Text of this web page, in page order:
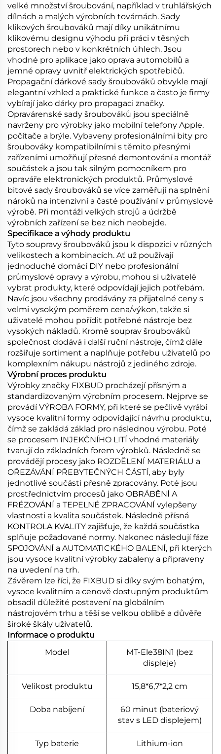
velké množství šroubování, například v truhlářských
dílnách a malých výrobních továrnách. Sady
klikových šroubováků mají díky unikátnímu
klikovému designu výhodu při práci v těsných
prostorech nebo v konkrétních úhlech. Jsou
vhodné pro aplikace jako oprava automobilů a
jemné opravy uvnitř elektrických spotřebičů.
Propagační dárkové sady šroubováků obvykle mají
elegantní vzhled a praktické funkce a často je firmy
vybírají jako dárky pro propagaci značky.
Opravárenské sady šroubováků jsou speciálně
navrženy pro výrobky jako mobilní telefony Apple,
počítače a brýle. Vybaveny profesionálními bity pro
šroubováky kompatibilními s těmito přesnými
zařízeními umožňují přesné demontování a montáž
součástek a jsou tak silným pomocníkem pro
opraváře elektronických produktů. Průmyslové
bitové sady šroubováků se více zaměřují na splnění
nároků na intenzivní a časté používání v průmyslové
výrobě. Při montáži velkých strojů a údržbě
výrobních zařízení se bez nich neobejde.
Specifikace a výhody produktu
Tyto soupravy šroubováků jsou k dispozici v různých
velikostech a kombinacích. Ať už používají
jednoduché domácí DIY nebo profesionální
průmyslové opravy a výrobu, mohou si uživatelé
vybrat produkty, které odpovídají jejich potřebám.
Navíc jsou všechny prodávány za přijatelné ceny s
velmi vysokým poměrem cena/výkon, takže si
uživatelé mohou pořídit potřebné nástroje bez
vysokých nákladů. Kromě souprav šroubováků
společnost dodává i další ruční nástroje, čímž dále
rozšiřuje sortiment a naplňuje potřebu uživatelů po
komplexním nákupu nástrojů z jediného zdroje.
Výrobní proces produktu
Výrobky značky FIXBUD procházejí přísným a
standardizovaným výrobním procesem. Nejprve se
provádí VÝROBA FORMY, při které se pečlivě vyrábí
vysoce kvalitní formy odpovídající návrhu produktu,
čímž se zakládá základ pro následnou výrobu. Poté
se procesem INJEKČNÍHO LITÍ vhodné materiály
tvarují do základních forem výrobků. Následně se
provádějí procesy jako ROZDĚLENÍ MATERIÁLU a
OŘEZÁVÁNÍ PŘEBYTEČNÝCH ČÁSTÍ, aby byly
jednotlivé součásti přesně zpracovány. Poté jsou
prostřednictvím procesů jako OBRÁBĚNÍ A
FRÉZOVÁNÍ a TEPELNÉ ZPRACOVÁNÍ vylepšeny
vlastnosti a kvalita součástek. Následně přísná
KONTROLA KVALITY zajišťuje, že každá součástka
splňuje požadované normy. Nakonec následují fáze
SPOJOVÁNÍ a AUTOMATICKÉHO BALENÍ, při kterých
jsou vysoce kvalitní výrobky zabaleny a připraveny
na uvedení na trh.
Závěrem lze říci, že FIXBUD si díky svým bohatým,
vysoce kvalitním a cenově dostupným produktům
obsadil důležité postavení na globálním
nástrojovém trhu a těší se velkou oblibě a důvěře
široké škály uživatelů.
Informace o produktu
Model
MT-Ele38IN1 (bez
displeje)
Velikost produktu 15,8*6,7*2,2 cm
Doba nabíjení
60 minut (bateriový
stav s LED displejem)
Typ baterie Lithium-ion